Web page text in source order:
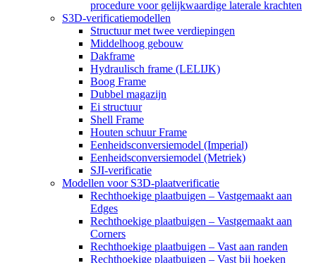
procedure voor gelijkwaardige laterale krachten
S3D-verificatiemodellen
Structuur met twee verdiepingen
Middelhoog gebouw
Dakframe
Hydraulisch frame (LELIJK)
Boog Frame
Dubbel magazijn
Ei structuur
Shell Frame
Houten schuur Frame
Eenheidsconversiemodel (Imperial)
Eenheidsconversiemodel (Metriek)
SJI-verificatie
Modellen voor S3D-plaatverificatie
Rechthoekige plaatbuigen – Vastgemaakt aan
Edges
Rechthoekige plaatbuigen – Vastgemaakt aan
Corners
Rechthoekige plaatbuigen – Vast aan randen
Rechthoekige plaatbuigen – Vast bij hoeken